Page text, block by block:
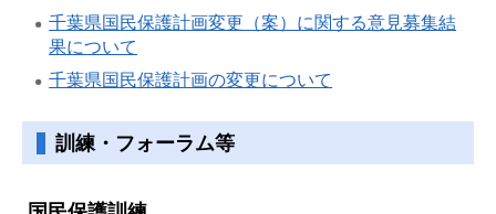
千葉県国民保護計画変更（案）に関する意見募集結
果について
千葉県国民保護計画の変更について
訓練・フォーラム等